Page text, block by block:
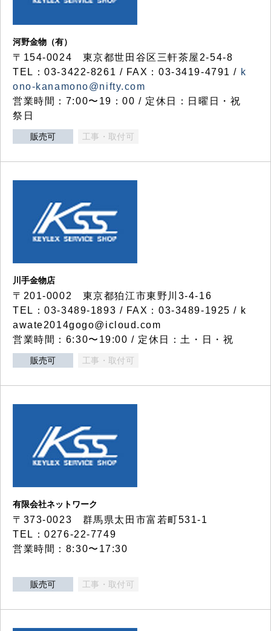
河野金物（有）
〒154-0024 東京都世田谷区三軒茶屋2-54-8
TEL：03-3422-8261 / FAX：03-3419-4791 / k
ono-kanamono@nifty.com
営業時間：7:00〜19：00 / 定休日：日曜日・祝
祭日
販売可 工事・取付可
川手金物店
〒201-0002 東京都狛江市東野川3-4-16
TEL：03-3489-1893 / FAX：03-3489-1925 / k
awate2014gogo@icloud.com
営業時間：6:30〜19:00 / 定休日：土・日・祝
販売可 工事・取付可
有限会社ネットワーク
〒373-0023 群馬県太田市富若町531-1
TEL：0276-22-7749
営業時間：8:30〜17:30
販売可 工事・取付可